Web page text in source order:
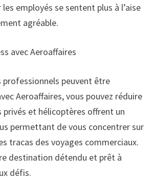
employés se sentent plus à l’aise
agréable.
avec Aeroaffaires
professionnels peuvent être
Aeroaffaires, vous pouvez réduire
privés et hélicoptères offrent un
permettant de vous concentrer sur
tracas des voyages commerciaux.
destination détendu et prêt à
défis.